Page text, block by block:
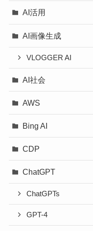
AI活用
AI画像生成
VLOGGER AI
AI社会
AWS
Bing AI
CDP
ChatGPT
ChatGPTs
GPT-4